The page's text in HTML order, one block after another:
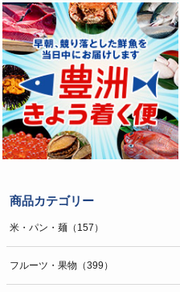
商品カテゴリー
米・パン・麺（157）
フルーツ・果物（399）